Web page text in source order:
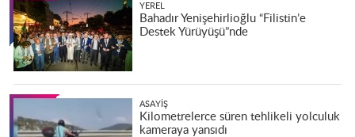
YEREL
Bahadır Yenişehirlioğlu “Filistin’e
Destek Yürüyüşü”nde
ASAYIŞ
Kilometrelerce süren tehlikeli yolculuk
kameraya yansıdı